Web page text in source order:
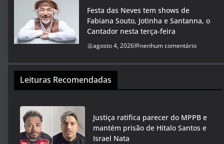
Festa das Neves tem shows de
Fabiana Souto, Jotinha e Santanna, o
Cantador nesta terça-feira
agosto 4, 2026 nenhum comentário
Leituras Recomendadas
Justiça ratifica parecer do MPPB e
mantém prisão de Hitalo Santos e
Israel Nata